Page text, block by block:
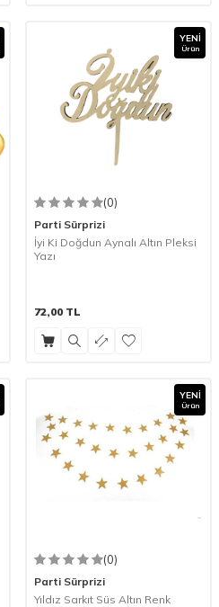
YENI
Ürün
(0)
Parti Sürprizi
İyi Ki Doğdun Aynalı Altın Pleksi
Yazı
72,00 TL
YENI
Ürün
(0)
Parti Sürprizi
Yıldız Sarkıt Süs Altın Renk